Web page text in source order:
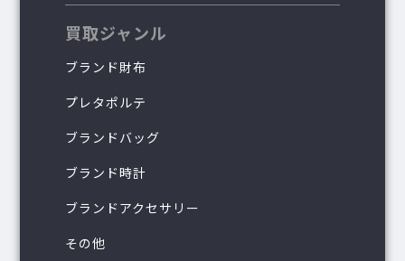
買取ジャンル
ブランド財布
プレタポルテ
ブランドバッグ
ブランド時計
ブランドアクセサリー
その他